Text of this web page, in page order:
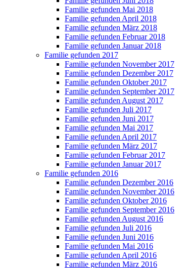
Familie gefunden Mai 2018
Familie gefunden April 2018
Familie gefunden März 2018
Familie gefunden Februar 2018
Familie gefunden Januar 2018
Familie gefunden 2017
Familie gefunden November 2017
Familie gefunden Dezember 2017
Familie gefunden Oktober 2017
Familie gefunden September 2017
Familie gefunden August 2017
Familie gefunden Juli 2017
Familie gefunden Juni 2017
Familie gefunden Mai 2017
Familie gefunden April 2017
Familie gefunden März 2017
Familie gefunden Februar 2017
Familie gefunden Januar 2017
Familie gefunden 2016
Familie gefunden Dezember 2016
Familie gefunden November 2016
Familie gefunden Oktober 2016
Familie gefunden September 2016
Familie gefunden August 2016
Familie gefunden Juli 2016
Familie gefunden Juni 2016
Familie gefunden Mai 2016
Familie gefunden April 2016
Familie gefunden März 2016